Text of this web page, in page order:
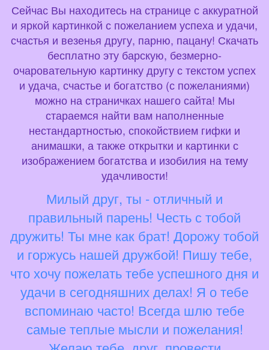
Сейчас Вы находитесь на странице с аккуратной
и яркой картинкой с пожеланием успеха и удачи,
счастья и везенья другу, парню, пацану! Скачать
бесплатно эту барскую, безмерно-
очаровательную картинку другу с текстом успех
и удача, счастье и богатство (с пожеланиями)
можно на страничках нашего сайта! Мы
стараемся найти вам наполненные
нестандартностью, спокойствием гифки и
анимашки, а также открытки и картинки с
изображением богатства и изобилия на тему
удачливости!
Милый друг, ты - отличный и
правильный парень! Честь с тобой
дружить! Ты мне как брат! Дорожу тобой
и горжусь нашей дружбой! Пишу тебе,
что хочу пожелать тебе успешного дня и
удачи в сегодняшних делах! Я о тебе
вспоминаю часто! Всегда шлю тебе
самые теплые мысли и пожелания!